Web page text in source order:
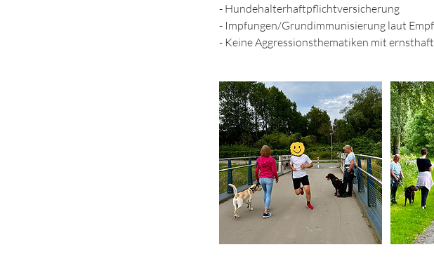
- Hundehalterhaftpflichtversicherung
- Impfungen/Grundimmunisierung laut
- Keine Aggressionsthematiken mit